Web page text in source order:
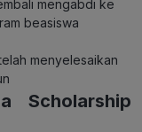
mengabdi ke
beasiswa
menyelesaikan
Scholarship